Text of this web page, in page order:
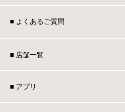
■ よくあるご質問
■ 店舗一覧
■ アプリ